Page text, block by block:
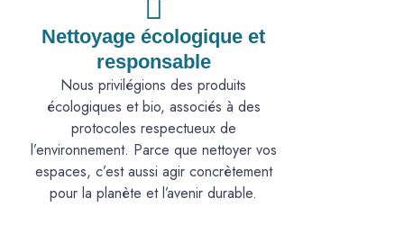
Nettoyage écologique et
responsable
Nous privilégions des produits
écologiques et bio, associés à des
protocoles respectueux de
l’environnement. Parce que nettoyer vos
espaces, c’est aussi agir concrètement
pour la planète et l’avenir durable.